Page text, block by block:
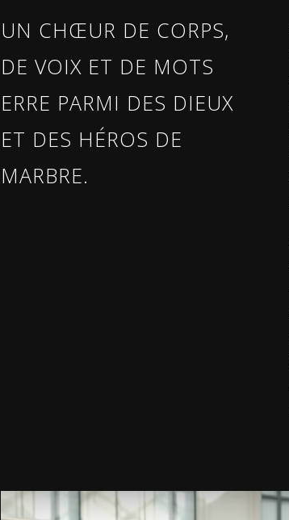
UN CHŒUR DE CORPS,
DE VOIX ET DE MOTS
ERRE PARMI DES DIEUX
ET DES HÉROS DE
MARBRE.
Play Video